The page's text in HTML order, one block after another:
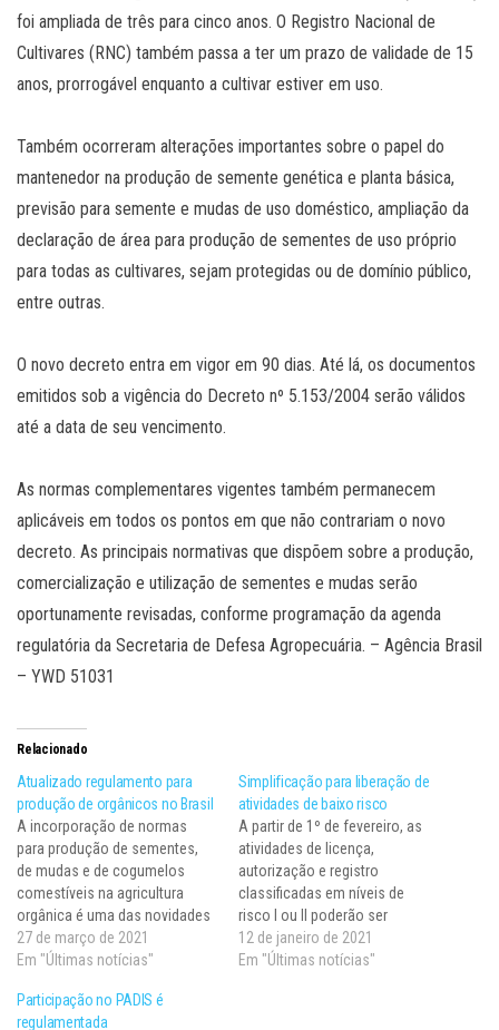
foi ampliada de três para cinco anos. O Registro Nacional de
Cultivares (RNC) também passa a ter um prazo de validade de 15
anos, prorrogável enquanto a cultivar estiver em uso.
Também ocorreram alterações importantes sobre o papel do
mantenedor na produção de semente genética e planta básica,
previsão para semente e mudas de uso doméstico, ampliação da
declaração de área para produção de sementes de uso próprio
para todas as cultivares, sejam protegidas ou de domínio público,
entre outras.
O novo decreto entra em vigor em 90 dias. Até lá, os documentos
emitidos sob a vigência do Decreto nº 5.153/2004 serão válidos
até a data de seu vencimento.
As normas complementares vigentes também permanecem
aplicáveis em todos os pontos em que não contrariam o novo
decreto. As principais normativas que dispõem sobre a produção,
comercialização e utilização de sementes e mudas serão
oportunamente revisadas, conforme programação da agenda
regulatória da Secretaria de Defesa Agropecuária. – Agência Brasil
– YWD 51031
Relacionado
Atualizado regulamento para
produção de orgânicos no Brasil
A incorporação de normas
para produção de sementes,
de mudas e de cogumelos
comestíveis na agricultura
orgânica é uma das novidades
da Portaria nº 52, que atualiza
o regulamento técnico, bem
e práticas permitidas em
27 de março de 2021
Em "Últimas notícias"
Simplificação para liberação de
atividades de baixo risco
A partir de 1º de fevereiro, as
atividades de licença,
autorização e registro
classificadas em níveis de
risco I ou II poderão ser
dispensadas ou obter
automaticamente o ato público
12 de janeiro de 2021
Em "Últimas notícias"
Participação no PADIS é
regulamentada